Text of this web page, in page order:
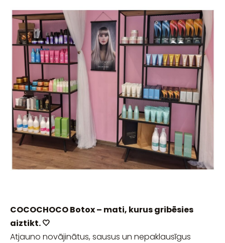
COCOCHOCO Botox – mati, kurus gribēsies
aiztikt. 🤍
Atjauno novājinātus, sausus un nepaklausīgus